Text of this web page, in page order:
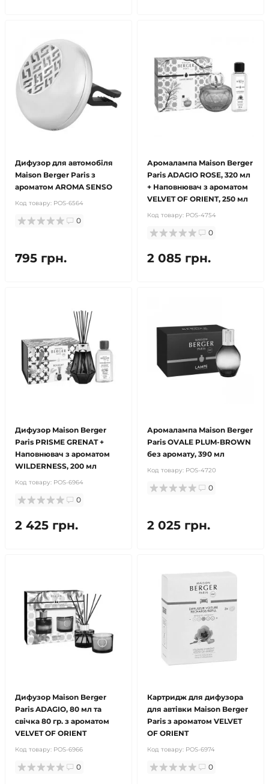
Дифузор для автомобіля
Maison Berger Paris з
ароматом AROMA SENSO
Код товару: POS-6564
0
795 грн.
Аромалампа Maison Berger
Paris ADAGIO ROSE, 320 мл
+ Наповнювач з ароматом
VELVET OF ORIENT, 250 мл
Код товару: POS-4754
0
2 085 грн.
Дифузор Maison Berger
Paris PRISME GRENAT +
Наповнювач з ароматом
WILDERNESS, 200 мл
Код товару: POS-6964
0
2 425 грн.
Аромалампа Maison Berger
Paris OVALE PLUM-BROWN
без аромату, 390 мл
Код товару: POS-4720
0
2 025 грн.
Дифузор Maison Berger
Paris ADAGIO, 80 мл та
свічка 80 гр. з ароматом
VELVET OF ORIENT
Код товару: POS-6966
0
Картридж для дифузора
для автівки Maison Berger
Paris з ароматом VELVET
OF ORIENT
Код товару: POS-6974
0